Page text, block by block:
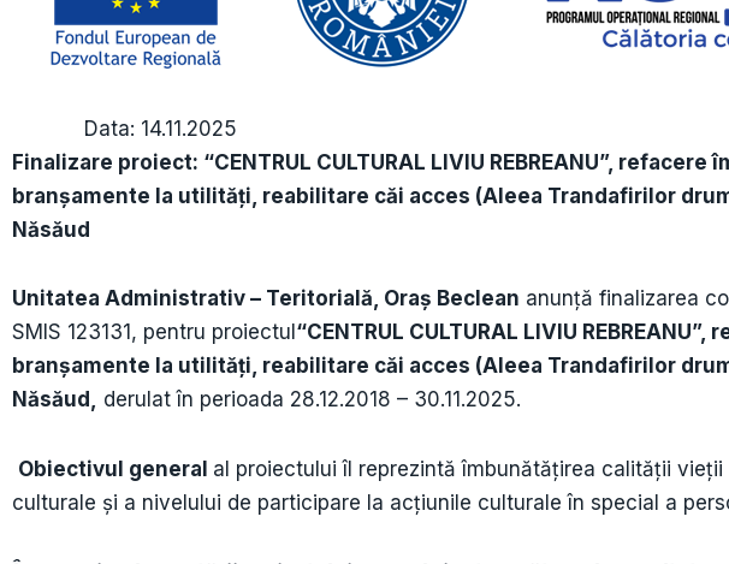
Data: 14.11.2025
Finalizare proiect: “CENTRUL CULTURAL LIVIU REBREANU”,
branșamente la utilități, reabilitare căi acces (Aleea Trandafirilor
Năsăud
Unitatea Administrativ – Teritorială, Oraș Beclean anunță finalizarea
SMIS 123131, pentru proiectul “CENTRUL CULTURAL LIVIU
branșamente la utilități, reabilitare căi acces (Aleea Trandafirilor
Năsăud , derulat în perioada 28.12.2018 – 30.11.2025.
Obiectivul general al proiectului îl reprezintă îmbunătățirea calității
culturale și a nivelului de participare la acțiunile culturale în special a